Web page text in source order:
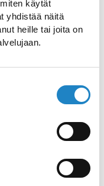
käytät
yhdistää näitä
heille tai joita on
sports teams
small village